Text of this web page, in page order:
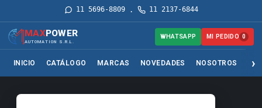
11 5696-8809· 11 2137-6844
MAXPOWER
AUTOMATION S.R.L.
INICIO CATÁLOGO MARCAS NOVEDADES NOSOTROS
WHATSAPP MI PEDIDO 0